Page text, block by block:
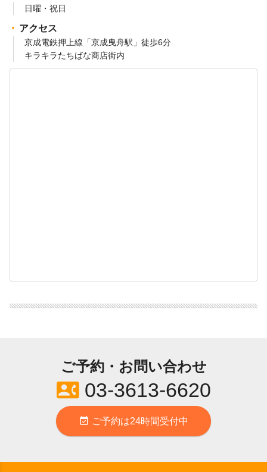
日曜・祝日
アクセス
京成電鉄押上線「京成曳舟駅」徒歩6分
キラキラたちばな商店街内
ご予約・お問い合わせ
contact_phone03-3613-6620
event_available ご予約は24時間受付中